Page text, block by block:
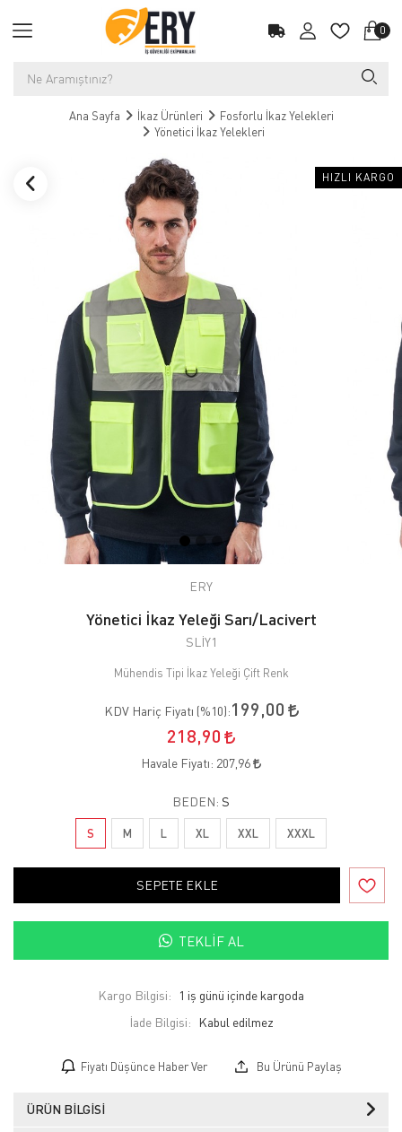
0
Ana Sayfa İkaz Ürünleri
Fosforlu İkaz Yelekleri
Yönetici İkaz Yelekleri
HIZLI KARGO
ERY
Yönetici İkaz Yeleği Sarı/Lacivert
SLİY1
Mühendis Tipi İkaz Yeleği Çift Renk
KDV Hariç Fiyatı (%10):199,00
218,90
Havale Fiyatı: 207,96
BEDEN: S
S M L XL XXL XXXL
SEPETE EKLE
TEKLIF AL
Kargo Bilgisi:
1 iş günü içinde kargoda
İade Bilgisi:
Fiyatı Düşünce Haber Ver Bu Ürünü Paylaş
ÜRÜN BILGISI